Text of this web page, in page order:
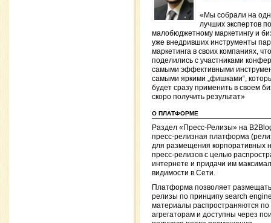
«Мы собрали на
лучших экспертов по
малобюджетному маркетингу и
уже внедривших инструменты
маркетинга в своих компаниях,
поделились с участниками
самыми эффективными
самыми яркими „фишками“,
будет сразу применить в своем
скоро получить результат»
О ПЛАТФОРМЕ
Раздел «Пресс-Релизы» на
пресс-релизная платформа
для размещения корпоративных
пресс-релизов с целью
интернете и придачи им
видимости в Сети.
Платформа позволяет
релизы по принципу search
материалы распространяются
агрегаторам и доступны через